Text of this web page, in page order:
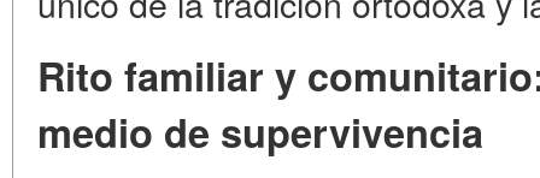
Rito familiar y
medio de supervivencia